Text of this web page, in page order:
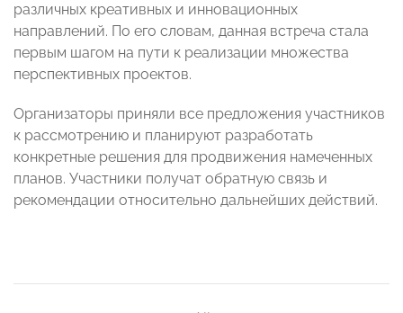
различных креативных и инновационных
направлений. По его словам, данная встреча стала
первым шагом на пути к реализации множества
перспективных проектов.
Организаторы приняли все предложения участников
к рассмотрению и планируют разработать
конкретные решения для продвижения намеченных
планов. Участники получат обратную связь и
рекомендации относительно дальнейших действий.